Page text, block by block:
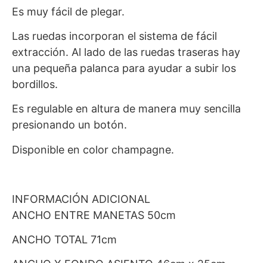
Es muy fácil de plegar.
Las ruedas incorporan el sistema de fácil
extracción. Al lado de las ruedas traseras hay
una pequeña palanca para ayudar a subir los
bordillos.
Es regulable en altura de manera muy sencilla
presionando un botón.
Disponible en color champagne.
INFORMACIÓN ADICIONAL
ANCHO ENTRE MANETAS 50cm
ANCHO TOTAL 71cm